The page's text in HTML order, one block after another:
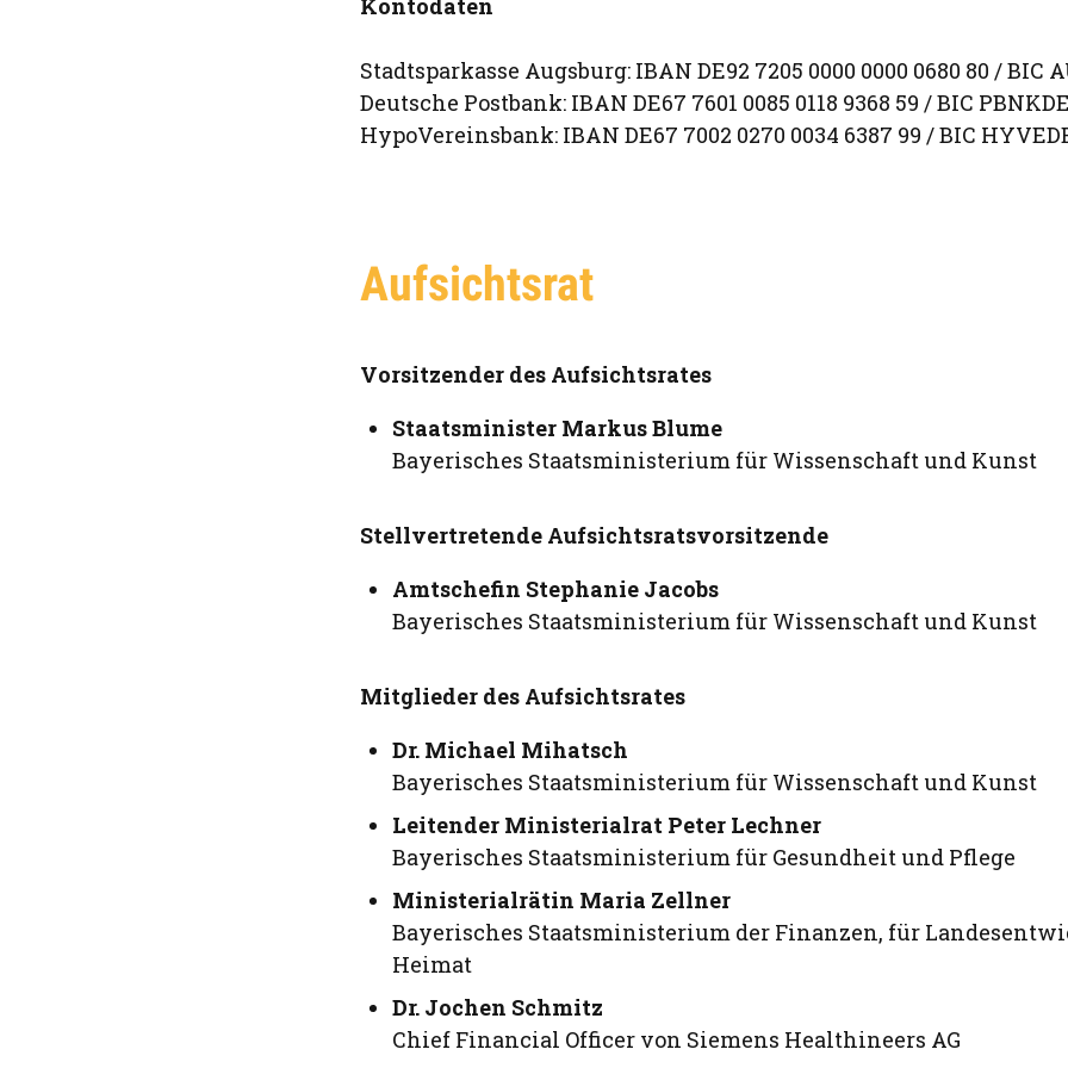
Kontodaten
Stadtsparkasse Augsburg: IBAN DE92 7205 0000 0000 0680 80 / BIC
Deutsche Postbank: IBAN DE67 7601 0085 0118 9368 59 / BIC
HypoVereinsbank: IBAN DE67 7002 0270 0034 6387 99 / BIC
Aufsichtsrat
Vorsitzender des Aufsichtsrates
Staatsminister Markus Blume
Bayerisches Staatsministerium für Wissenschaft und Kunst
Stellvertretende Aufsichtsratsvorsitzende
Amtschefin Stephanie Jacobs
Bayerisches Staatsministerium für Wissenschaft und Kunst
Mitglieder des Aufsichtsrates
Dr. Michael Mihatsch
Bayerisches Staatsministerium für Wissenschaft und Kunst
Leitender Ministerialrat Peter Lechner
Bayerisches Staatsministerium für Gesundheit und Pflege
Ministerialrätin Maria Zellner
Bayerisches Staatsministerium der Finanzen, für
Heimat
Dr. Jochen Schmitz
Chief Financial Officer von Siemens Healthineers AG